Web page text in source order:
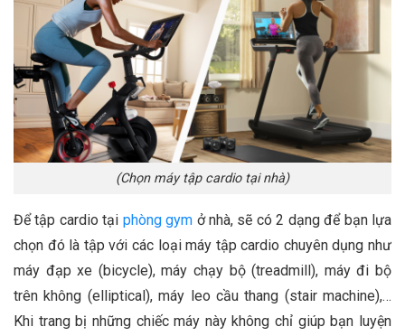
(Chọn máy tập cardio tại nhà)
Để tập cardio tại phòng gym ở nhà, sẽ có 2 dạng để bạn lựa
chọn đó là tập với các loại máy tập cardio chuyên dụng như
máy đạp xe (bicycle), máy chạy bộ (treadmill), máy đi bộ
trên không (elliptical), máy leo cầu thang (stair machine),…
Khi trang bị những chiếc máy này không chỉ giúp bạn luyện